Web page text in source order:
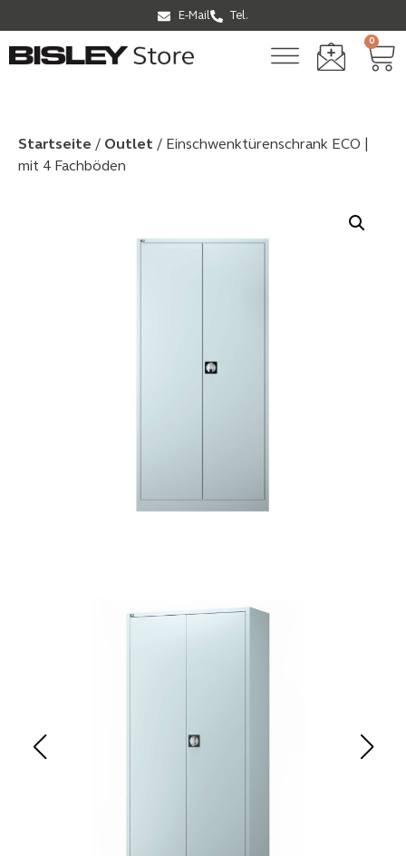
E-Mail Tel.
0
Startseite / Outlet / Einschwenktürenschrank ECO |
mit 4 Fachböden